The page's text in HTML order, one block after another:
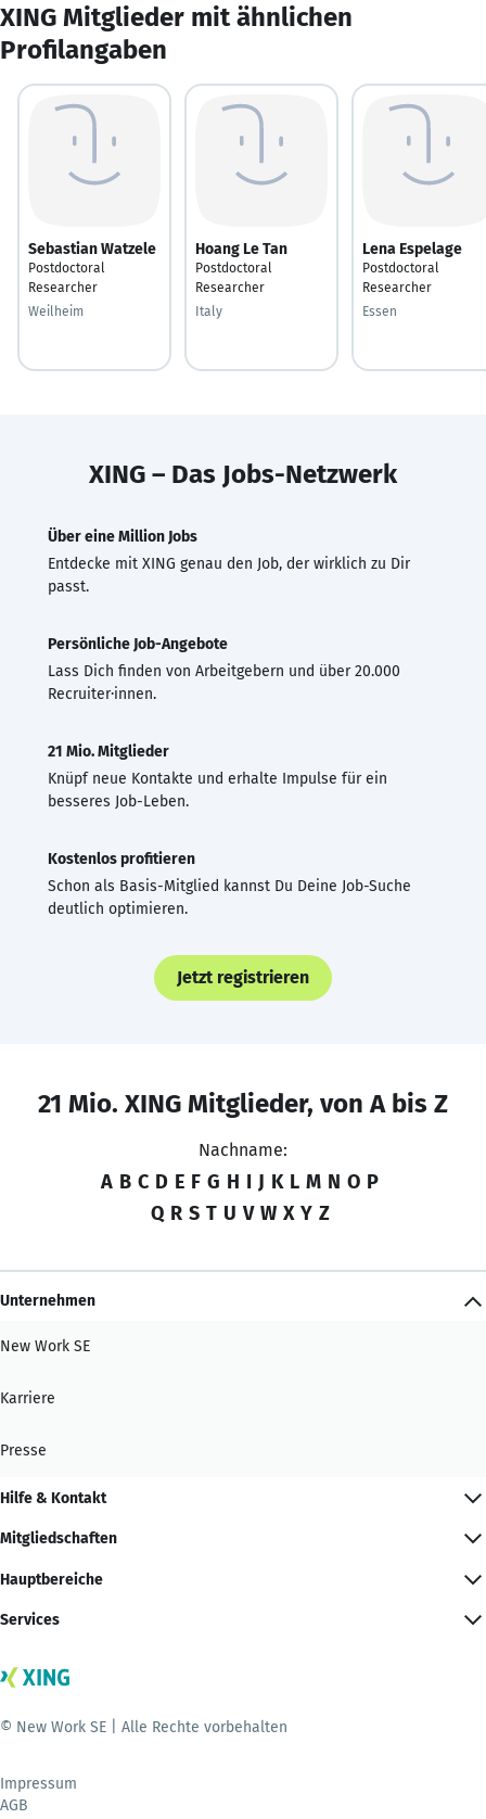
XING Mitglieder mit ähnlichen
Profilangaben
Sebastian Watzele
Postdoctoral
Researcher
Weilheim
Hoang Le Tan
Postdoctoral
Researcher
Italy
Lena Espelage
Postdoctoral
Researcher
Essen
XING – Das Jobs-Netzwerk
Über eine Million Jobs
Entdecke mit XING genau den Job, der wirklich zu Dir
passt.
Persönliche Job-Angebote
Lass Dich finden von Arbeitgebern und über 20.000
Recruiter·innen.
21 Mio. Mitglieder
Knüpf neue Kontakte und erhalte Impulse für ein
besseres Job-Leben.
Kostenlos profitieren
Schon als Basis-Mitglied kannst Du Deine Job-Suche
deutlich optimieren.
Jetzt registrieren
21 Mio. XING Mitglieder, von A bis Z
Nachname:
A B C D E F G H I J K L M N O P
Q R S T U V W X Y Z
Unternehmen
New Work SE
Karriere
Presse
Hilfe & Kontakt
Mitgliedschaften
Hauptbereiche
Services
© New Work SE | Alle Rechte vorbehalten
Impressum
AGB